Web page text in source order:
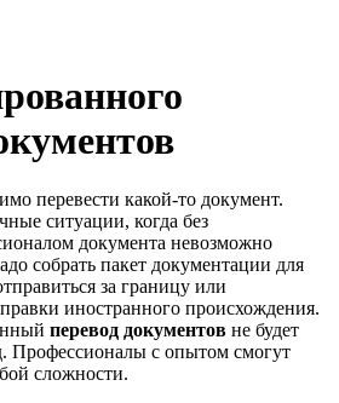
перевести какой-то документ.
ситуации, когда без
документа невозможно
собрать пакет документации для
за границу или
иностранного происхождения.
перевод документов не будет
Профессионалы с опытом смогут
сложности.